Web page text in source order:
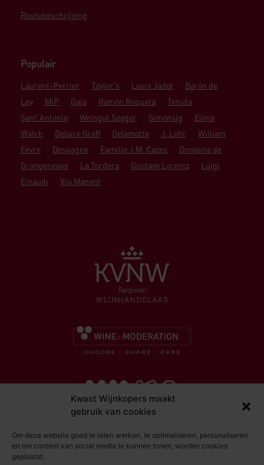
Kwast Wijnkopers maakt
gebruik van cookies
Om deze website goed te laten werken, te optimaliseren, personaliseren
en om content van social media te kunnen tonen, worden cookies
geplaatst.
Routebeschrijving
Populair
Laurent-Perrier Taylor's Louis Jadot
Barón de
Ley
MiP Gaja Ramón Roqueta
Tenuta
Sant'Antonio
Weingut Seeger Simonsig
Elena
Walch
Delaire Graff Delamotte J. Lohr
William
Fèvre
Despagne Famille J.M. Cazes
Domaine de
Grangeneuve
La Tordera Gustave Lorentz
Luigi
Einaudi
Viu Manent